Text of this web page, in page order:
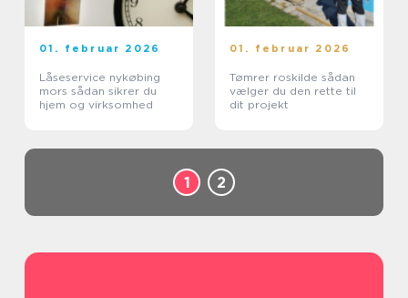
01. februar 2026
Låseservice nykøbing
mors sådan sikrer du
hjem og virksomhed
01. februar 2026
Tømrer roskilde sådan
vælger du den rette til
dit projekt
1 2